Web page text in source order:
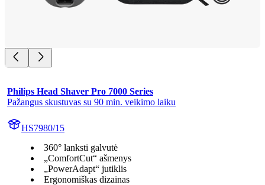
Philips Head Shaver Pro 7000 Series
Pažangus skustuvas su 90 min. veikimo laiku
HS7980/15
360° lanksti galvutė
„ComfortCut“ ašmenys
„PowerAdapt“ jutiklis
Ergonomiškas dizainas